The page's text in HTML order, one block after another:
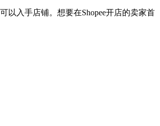
以入手店铺。想要在Shopee开店的卖家首